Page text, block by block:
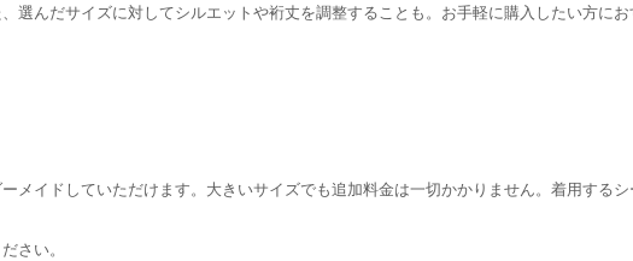
選んだサイズに対してシルエットや裄丈を調整することも。お手軽に購入したい方にお
メイドしていただけます。大きいサイズでも追加料金は一切かかりません。着用する
さい。